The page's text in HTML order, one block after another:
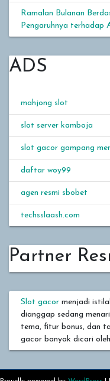
Ramalan Bulanan
Pengaruhnya terhadap
ADS
mahjong slot
slot server kamboja
slot gacor gampang
daftar woy99
agen resmi sbobet
techsslaash.com
Partner
Slot gacor menjadi
dianggap sedang
tema, fitur bonus, dan
gacor banyak dicari